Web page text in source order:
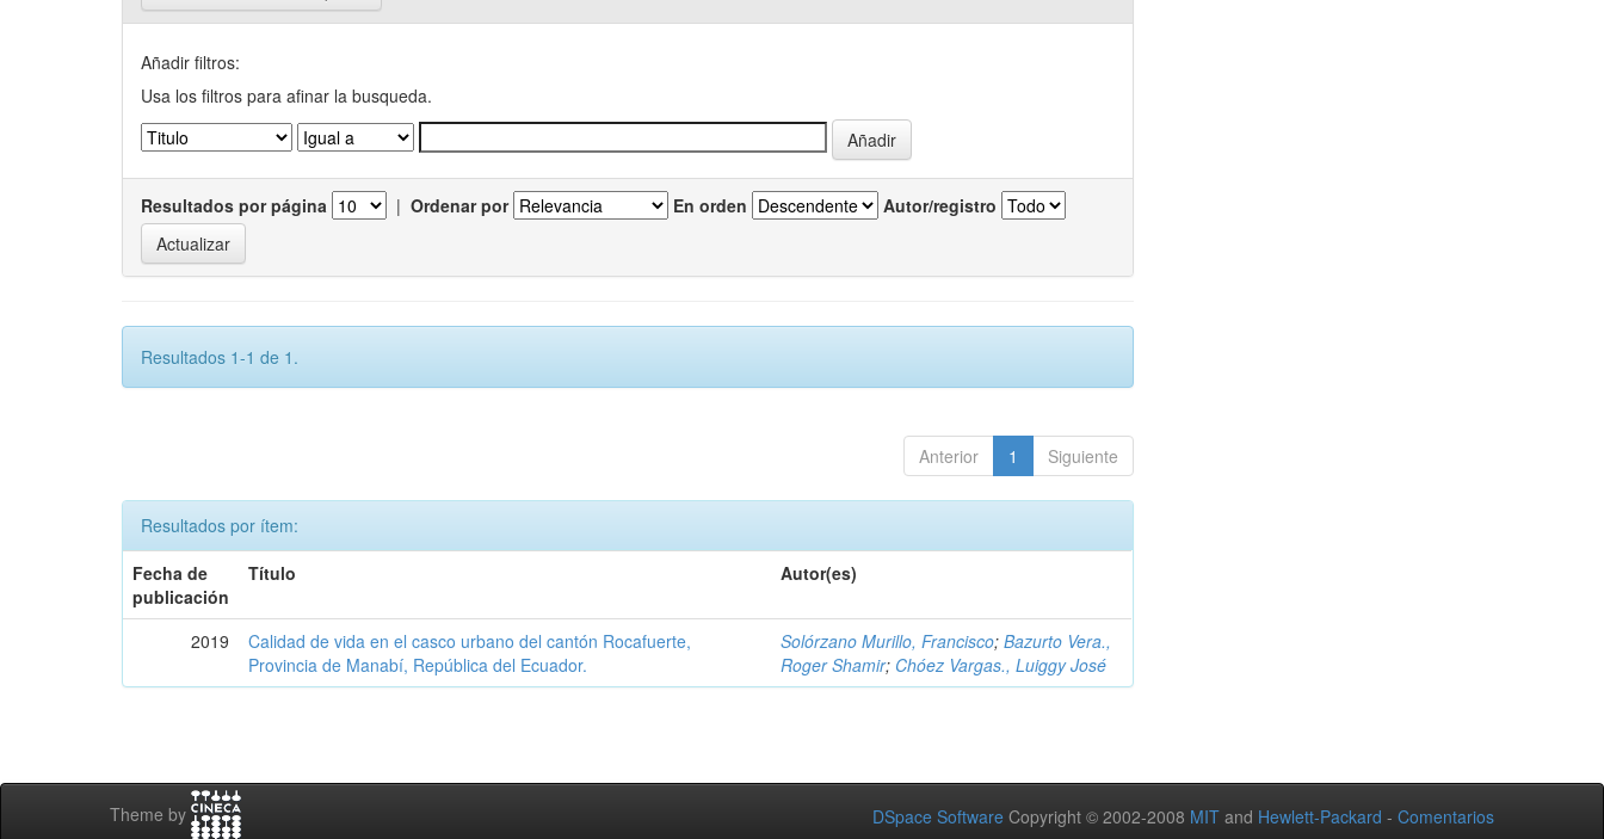
Añadir filtros:
Usa los filtros para afinar la busqueda.
Resultados por página | Ordenar por En orden Autor/registro
Resultados 1-1 de 1.
Anterior 1 Siguiente
Resultados por ítem:
Fecha de
publicación
Título Autor(es)
2019
Calidad de vida en el casco urbano del cantón Rocafuerte,
Provincia de Manabí, República del Ecuador.
Solórzano Murillo, Francisco;Bazurto Vera.,
Roger Shamir; Chóez Vargas., Luiggy José
Theme by DSpace Software Copyright © 2002-2008 MIT and Hewlett-Packard - Comentarios